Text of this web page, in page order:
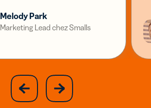
Melody Park
Marketing Lead chez Smalls
previous
slide
next
slide